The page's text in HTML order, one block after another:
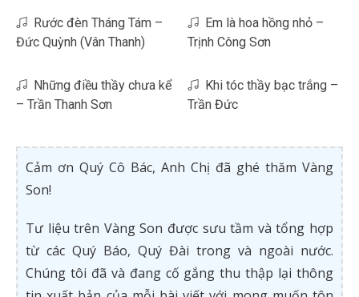
Rước đèn Tháng Tám –
Đức Quỳnh (Vân Thanh)
Em là hoa hồng nhỏ –
Trịnh Công Sơn
Những điều thầy chưa kể
– Trần Thanh Sơn
Khi tóc thầy bạc trắng –
Trần Đức
Cảm ơn Quý Cô Bác, Anh Chị đã ghé thăm Vàng
Son!
Tư liệu trên Vàng Son được sưu tầm và tổng hợp
từ các Quý Báo, Quý Đài trong và ngoài nước.
Chúng tôi đã và đang cố gắng thu thập lại thông